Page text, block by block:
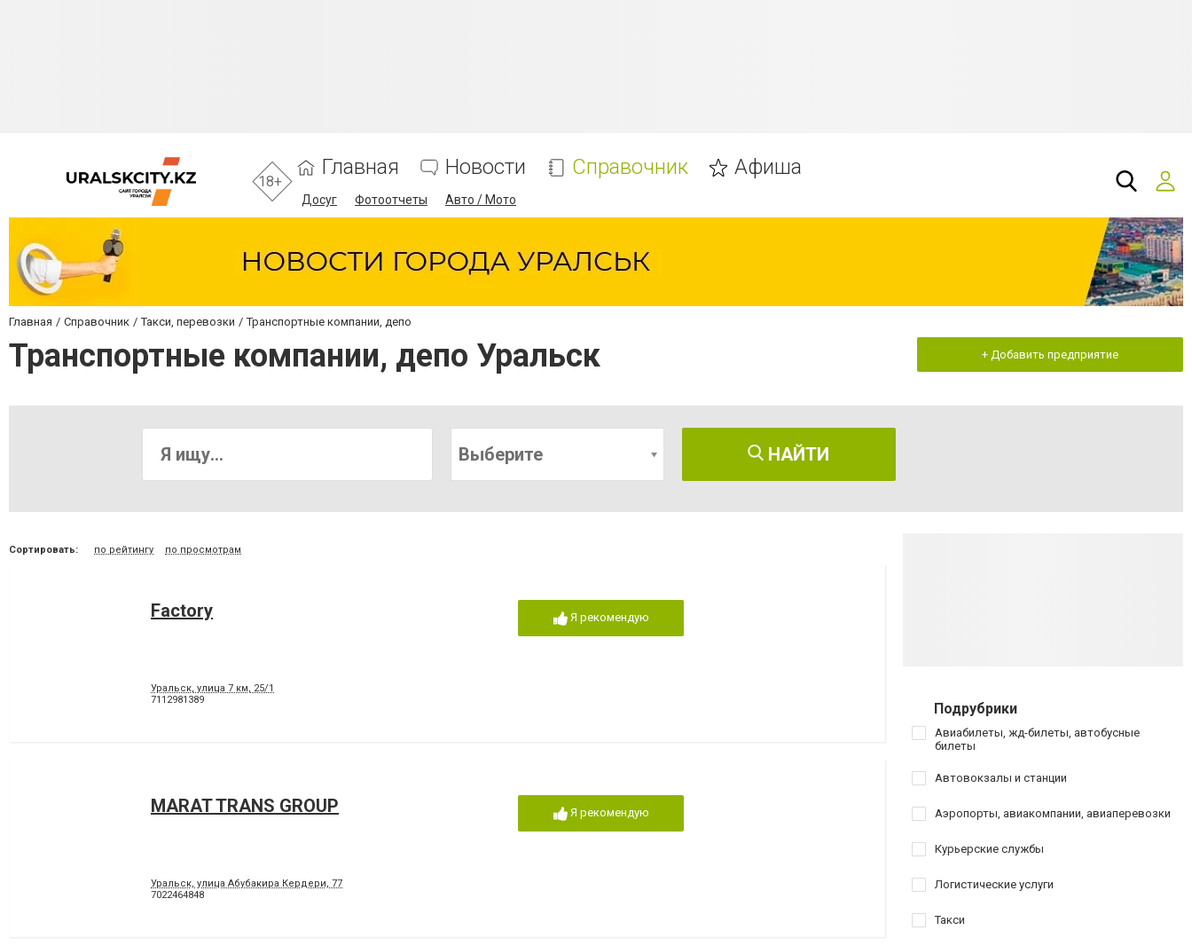
18+
Главная Новости Справочник Афиша
Досуг Фотоотчеты Авто / Мото
Главная Справочник Такси, перевозки Транспортные компании, депо
Транспортные компании, депо Уральск + Добавить предприятие
Выберите НАЙТИ
Сортировать: по рейтингу по просмотрам
Factory
Уральск, улица 7 км, 25/1
7112981389
Я рекомендую
MARAT TRANS GROUP
Уральск, улица Абубакира Кердери, 77
7022464848
Я рекомендую
Подрубрики
Авиабилеты, жд-билеты, автобусные
билеты
Автовокзалы и станции
Аэропорты, авиакомпании, авиаперевозки
Курьерские службы
Логистические услуги
Такси